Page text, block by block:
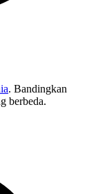
. Bandingkan
berbeda.